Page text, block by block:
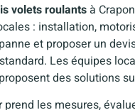
volets roulantsà
: installation,
et proposer un
Les équipes
des solutions
les mesures,